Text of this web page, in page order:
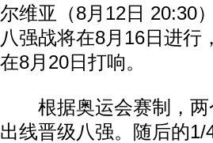
尔维亚（8月12日 20:30
八强战将在8月16日进行
在8月20日打响。
根据奥运会赛制，两
出线晋级八强。随后的